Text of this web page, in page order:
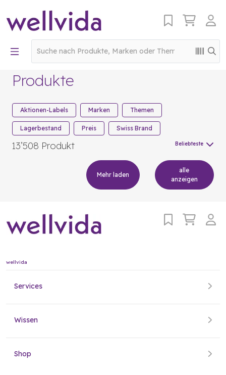
Produkte
Aktionen-Labels Marken Themen
Lagerbestand Preis Swiss Brand
13’508 Produkt Beliebteste
Mehr laden
alle
anzeigen
wellvida
Services
Wissen
Shop